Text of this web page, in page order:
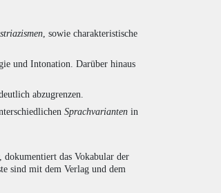
, sowie charakteristische
und Intonation. Darüber hinaus
abzugrenzen.
Sprachvarianten in
dokumentiert das Vokabular der
sind mit dem Verlag und dem